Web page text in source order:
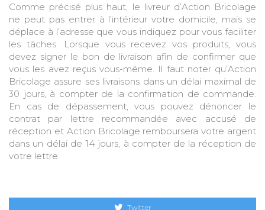
Comme précisé plus haut, le livreur d’Action Bricolage
ne peut pas entrer à l’intérieur votre domicile, mais se
déplace à l’adresse que vous indiquez pour vous faciliter
les tâches. Lorsque vous recevez vos produits, vous
devez signer le bon de livraison afin de confirmer que
vous les avez reçus vous-même. Il faut noter qu’Action
Bricolage assure ses livraisons dans un délai maximal de
30 jours, à compter de la confirmation de commande.
En cas de dépassement, vous pouvez dénoncer le
contrat par lettre recommandée avec accusé de
réception et Action Bricolage remboursera votre argent
dans un délai de 14 jours, à compter de la réception de
votre lettre.
Twitter